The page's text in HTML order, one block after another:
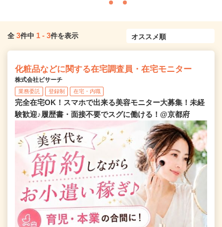
全 3件中 1 - 3件を表示
化粧品などに関する在宅調査員・在宅モニター
株式会社ビサーチ
業務委託 登録制 在宅・内職
完全在宅OK！スマホで出来る美容モニター大募集！未経
験歓迎♪履歴書・面接不要でスグに働ける！@京都府